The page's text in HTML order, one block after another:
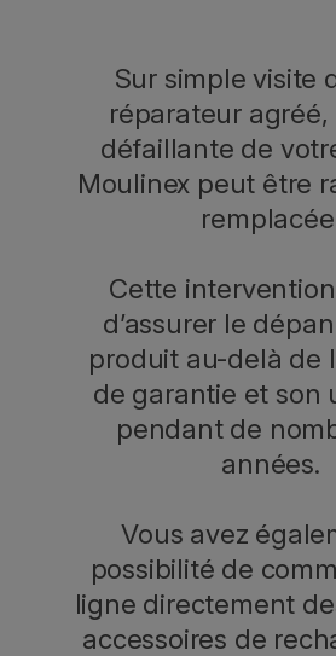
Sur simple visite
réparateur agréé,
défaillante de
Moulinex peut être
Cette
d’assurer le
produit au-delà de
de garantie et son
pendant de
années.
Vous avez
possibilité de
ligne directement
accessoires de